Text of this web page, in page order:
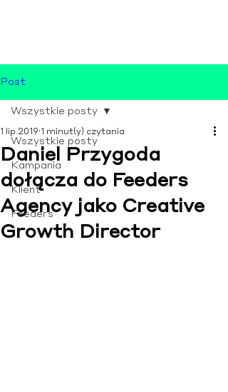
Post
Wszystkie posty
Kampania
Klient
Feeders
Wszystkie posty
Daniel Przygoda
dołącza do Feeders
Agency jako Creative
Growth Director
1 lip 2019 1 minut(y) czytania